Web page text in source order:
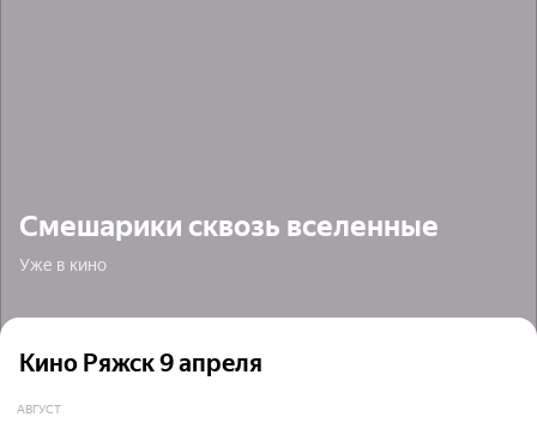
Смешарики сквозь вселенные
Уже в кино
Кино Ряжск 9 апреля
АВГУСТ